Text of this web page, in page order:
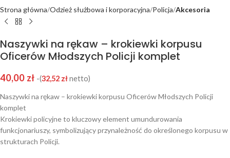
Strona główna Odzież służbowa i korporacyjna Policja Akcesoria
Naszywki na rękaw – krokiewki korpusu
Oficerów Młodszych Policji komplet
40,00 zł -(32,52 złnetto)
Naszywki na rękaw – krokiewki korpusu Oficerów Młodszych Policji
komplet
Krokiewki policyjne to kluczowy element umundurowania
funkcjonariuszy, symbolizujący przynależność do określonego korpusu w
strukturach Policji.